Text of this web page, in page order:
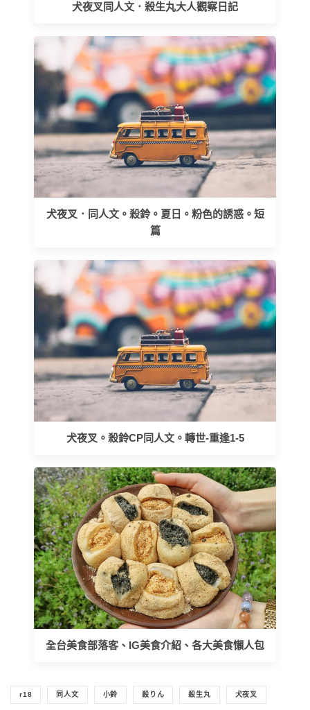
犬夜叉同人文．殺生丸大人觀察日記
犬夜叉．同人文。殺鈴。夏日。粉色的誘惑。短
篇
犬夜叉。殺鈴CP同人文。轉世-重逢1-5
全台美食部落客、IG美食介紹、各大美食懶人包
r18 同人文 小鈴 殺りん 殺生丸 犬夜叉